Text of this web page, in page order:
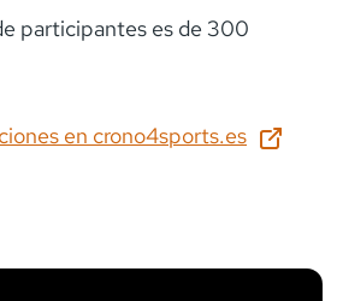
participantes es de 300
en crono4sports.es